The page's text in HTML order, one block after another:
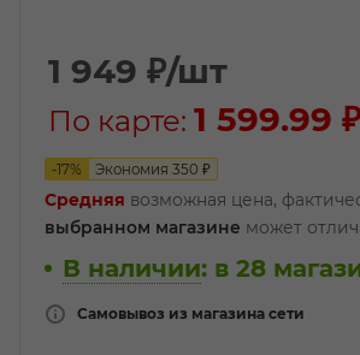
1 949 ₽/шт
По карте: 1 599.99 ₽
-17% Экономия 350 ₽
Средняя возможная цена,
выбранном магазине может
В наличии: в 28
Самовывоз из магазина сети